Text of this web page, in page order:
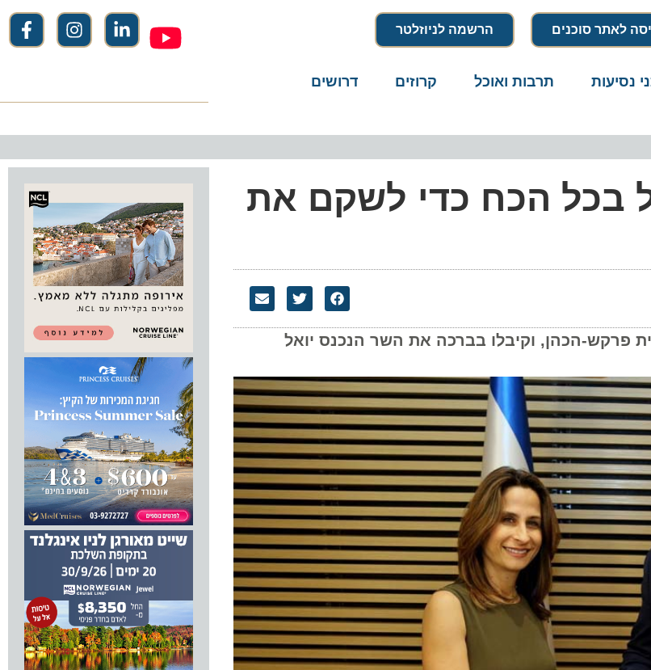
לאתר סוכנים הרשמה לניוזלטר
תרבות ואוכל קרוזים דרושים
הכח כדי לשקם את
הכהן, וקיבלו בברכה את השר הנכנס יואל